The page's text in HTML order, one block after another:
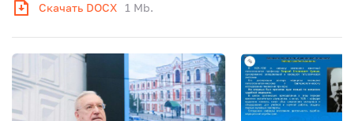
Скачать DOCX 1 Mb.